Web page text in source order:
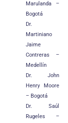
Marulanda –
Bogotá
Dr.
Martiniano
Jaime
Contreras –
Medellín
Dr. John
Henry Moore
– Bogotá
Dr. Saúl
Rugeles –